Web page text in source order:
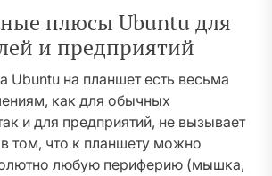
плюсы Ubuntu для
и предприятий
Ubuntu на планшет есть весьма
как для обычных
и для предприятий, не вызывает
том, что к планшету можно
любую периферию (мышка,